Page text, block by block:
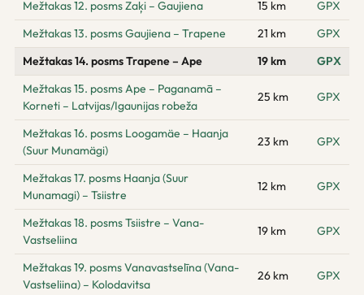
Mežtakas 12. posms Zaķi – Gaujiena
15 km
GPX
Mežtakas 13. posms Gaujiena – Trapene
21 km
GPX
Mežtakas 14. posms Trapene – Ape
19 km
GPX
Mežtakas 15. posms Ape – Paganamā –
Korneti – Latvijas/Igaunijas robeža
25 km GPX
Mežtakas 16. posms Loogamäe – Haanja
(Suur Munamägi)
23 km GPX
Mežtakas 17. posms Haanja (Suur
Munamagi) – Tsiistre
12 km GPX
Mežtakas 18. posms Tsiistre – Vana-
Vastseliina
19 km GPX
Mežtakas 19. posms Vanavastselīna (Vana-
Vastseliina) – Kolodavitsa
26 km GPX